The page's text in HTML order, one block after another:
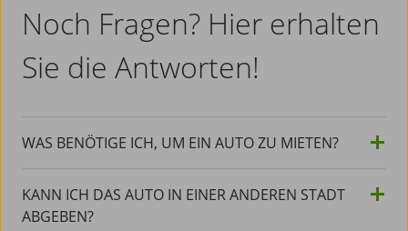
Noch Fragen? Hier erhalten
Sie die Antworten!
WAS BENÖTIGE ICH, UM EIN AUTO ZU MIETEN?
KANN ICH DAS AUTO IN EINER ANDEREN STADT
ABGEBEN?